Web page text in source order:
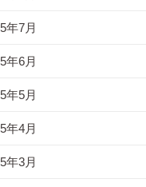
年7月
年6月
年5月
年4月
年3月